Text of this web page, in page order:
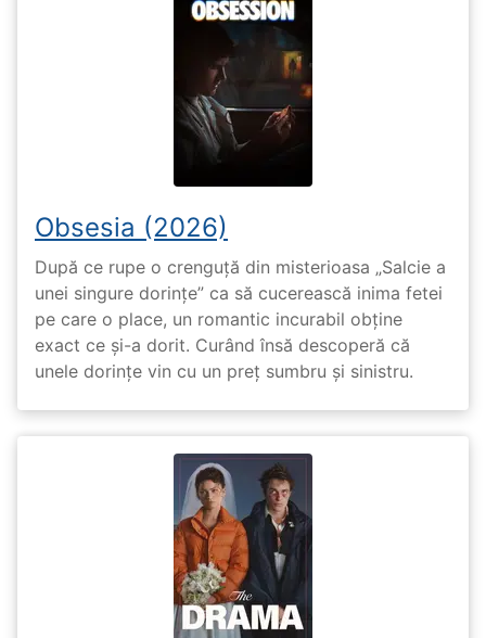
Obsesia (2026)
După ce rupe o crenguță din misterioasa „Salcie a
unei singure dorințe” ca să cucerească inima fetei
pe care o place, un romantic incurabil obține
exact ce și-a dorit. Curând însă descoperă că
unele dorințe vin cu un preț sumbru și sinistru.